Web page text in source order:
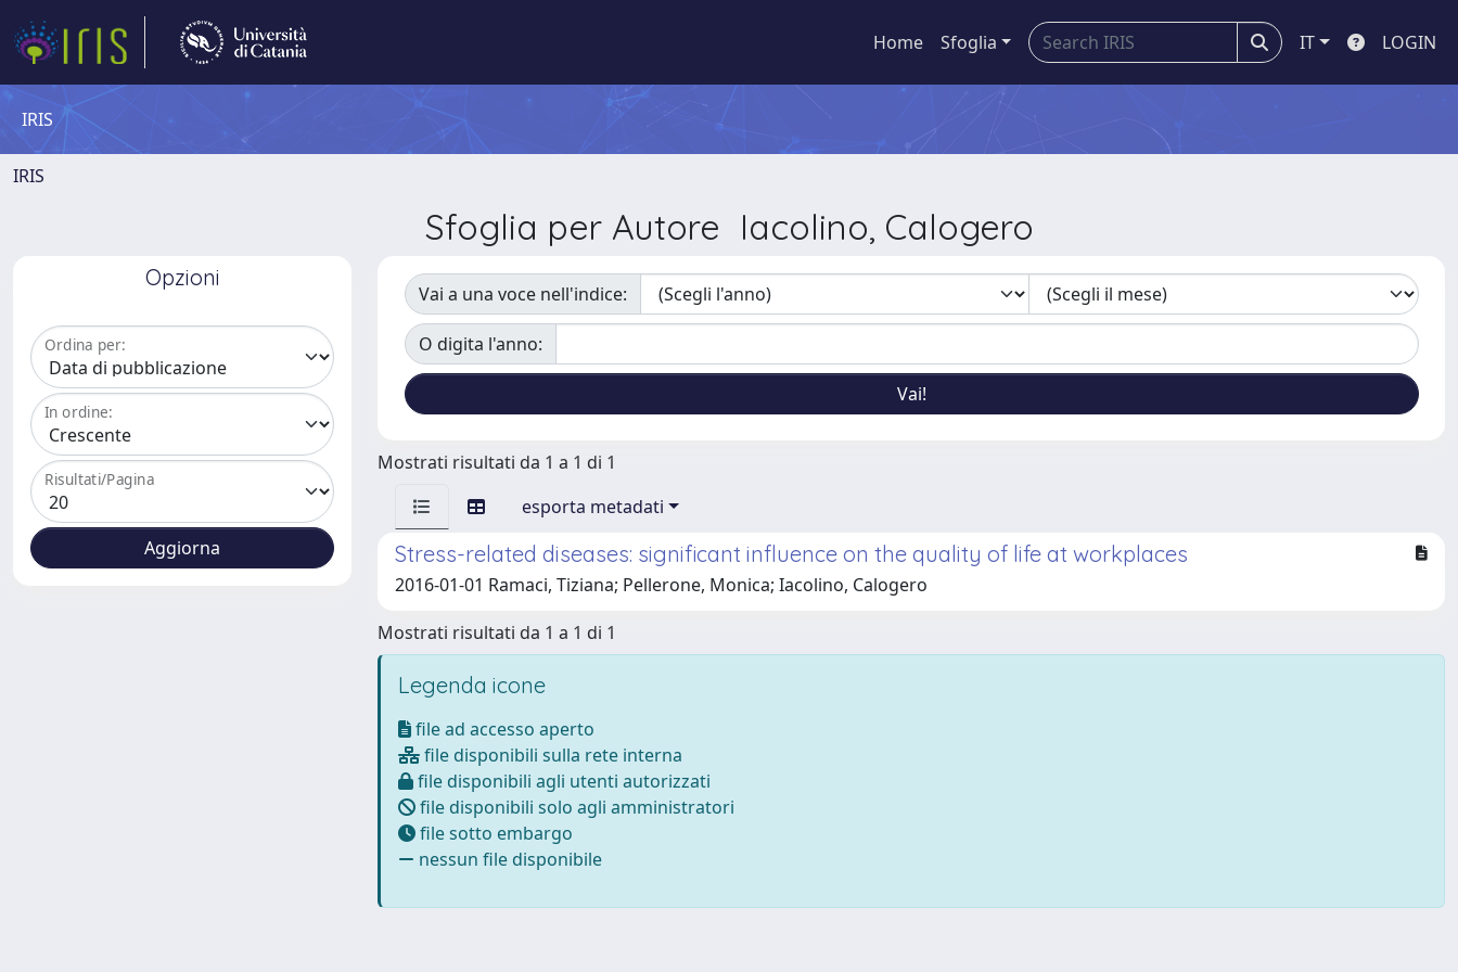
Home Sfoglia IT LOGIN
IRIS
IRIS
Sfoglia per Autore Iacolino, Calogero
Opzioni
Ordina per:
In ordine:
Risultati/Pagina
Vai a una voce nell'indice:
O digita l'anno:
Mostrati risultati da 1 a 1 di 1
esporta metadati
Stress-related diseases: significant influence on the quality of life at workplaces
2016-01-01 Ramaci, Tiziana; Pellerone, Monica; Iacolino, Calogero
Mostrati risultati da 1 a 1 di 1
Legenda icone
file ad accesso aperto
file disponibili sulla rete interna
file disponibili agli utenti autorizzati
file disponibili solo agli amministratori
file sotto embargo
nessun file disponibile